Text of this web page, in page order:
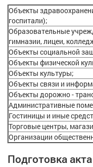
Объекты
госпитали);
Образовательные
гимназии, лицеи,
Объекты социальной
Объекты физической
Объекты культуры;
Объекты связи и
Объекты дорожно -
Административные
Гостиницы и иные
Торговые центры,
Организации
Подготовка